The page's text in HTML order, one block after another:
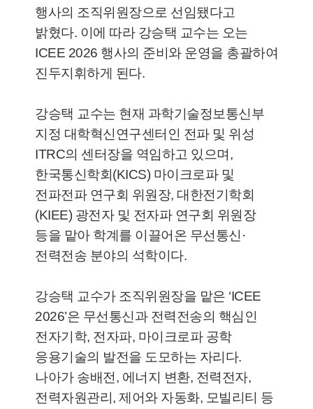
행사의 조직위원장으로 선임됐다고
밝혔다. 이에 따라 강승택 교수는 오는
ICEE 2026 행사의 준비와 운영을 총괄하여
진두지휘하게 된다.
강승택 교수는 현재 과학기술정보통신부
지정 대학혁신연구센터인 전파 및 위성
ITRC의 센터장을 역임하고 있으며,
한국통신학회(KICS) 마이크로파 및
전파전파 연구회 위원장, 대한전기학회
(KIEE) 광전자 및 전자파 연구회 위원장
등을 맡아 학계를 이끌어온 무선통신·
전력전송 분야의 석학이다.
강승택 교수가 조직위원장을 맡은 ‘ICEE
2026’은 무선통신과 전력전송의 핵심인
전자기학, 전자파, 마이크로파 공학
응용기술의 발전을 도모하는 자리다.
나아가 송배전, 에너지 변환, 전력전자,
전력자원관리, 제어와 자동화, 모빌리티 등